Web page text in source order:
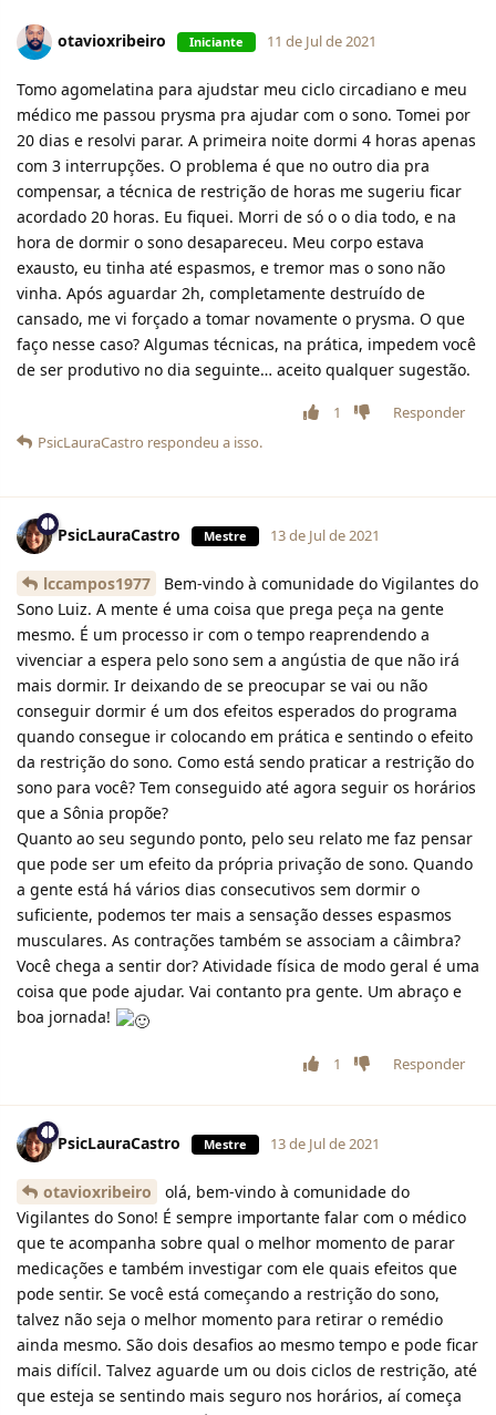
otavioxribeiro Iniciante 11 de Jul de 2021
Tomo agomelatina para ajudstar meu ciclo circadiano e meu
médico me passou prysma pra ajudar com o sono. Tomei por
20 dias e resolvi parar. A primeira noite dormi 4 horas apenas
com 3 interrupções. O problema é que no outro dia pra
compensar, a técnica de restrição de horas me sugeriu ficar
acordado 20 horas. Eu fiquei. Morri de só o o dia todo, e na
hora de dormir o sono desapareceu. Meu corpo estava
exausto, eu tinha até espasmos, e tremor mas o sono não
vinha. Após aguardar 2h, completamente destruído de
cansado, me vi forçado a tomar novamente o prysma. O que
faço nesse caso? Algumas técnicas, na prática, impedem você
de ser produtivo no dia seguinte… aceito qualquer sugestão.
1
Responder
PsicLauraCastro respondeu a isso.
PsicLauraCastro Mestre 13 de Jul de 2021
lccampos1977
Bem-vindo à comunidade do Vigilantes do
Sono Luiz. A mente é uma coisa que prega peça na gente
mesmo. É um processo ir com o tempo reaprendendo a
vivenciar a espera pelo sono sem a angústia de que não irá
mais dormir. Ir deixando de se preocupar se vai ou não
conseguir dormir é um dos efeitos esperados do programa
quando consegue ir colocando em prática e sentindo o efeito
da restrição do sono. Como está sendo praticar a restrição do
sono para você? Tem conseguido até agora seguir os horários
que a Sônia propõe?
Quanto ao seu segundo ponto, pelo seu relato me faz pensar
que pode ser um efeito da própria privação de sono. Quando
a gente está há vários dias consecutivos sem dormir o
suficiente, podemos ter mais a sensação desses espasmos
musculares. As contrações também se associam a câimbra?
Você chega a sentir dor? Atividade física de modo geral é uma
coisa que pode ajudar. Vai contanto pra gente. Um abraço e
boa jornada!
1 Responder
PsicLauraCastro Mestre 13 de Jul de 2021
otavioxribeiro
olá, bem-vindo à comunidade do
Vigilantes do Sono! É sempre importante falar com o médico
que te acompanha sobre qual o melhor momento de parar
medicações e também investigar com ele quais efeitos que
pode sentir. Se você está começando a restrição do sono,
talvez não seja o melhor momento para retirar o remédio
ainda mesmo. São dois desafios ao mesmo tempo e pode ficar
mais difícil. Talvez aguarde um ou dois ciclos de restrição, até
que esteja se sentindo mais seguro nos horários, aí começa